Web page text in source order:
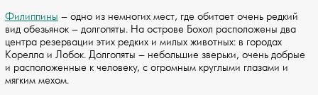
Филиппины – одно из немногих мест, где обитает очень редкий
вид обезьянок – долгопяты. На острове Бохол расположены два
центра резервации этих редких и милых животных: в городах
Корелла и Лобок. Долгопяты – небольшие зверьки, очень добрые
и расположенные к человеку, с огромным круглыми глазами и
мягким мехом.